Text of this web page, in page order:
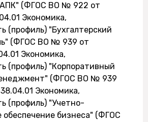
(ФГОС ВО № 922 от
Экономика,
(профиль) "Бухгалтерский
(ФГОС ВО № 939 от
Экономика,
(профиль) "Корпоративный
(ФГОС ВО № 939
Экономика,
(профиль) "Учетно-
обеспечение бизнеса" (ФГОС